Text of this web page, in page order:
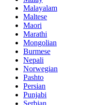
Malayalam
Maltese
Maori
Marathi
Mongolian
Burmese
Nepali
Norwegian
Pashto
Persian
Punjabi
Serbian